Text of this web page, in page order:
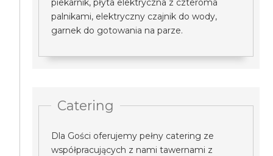
piekarnik, płyta elektryczna z czteroma
palnikami, elektryczny czajnik do wody,
garnek do gotowania na parze.
Catering
Dla Gości oferujemy pełny catering ze
współpracujących z nami tawernami z